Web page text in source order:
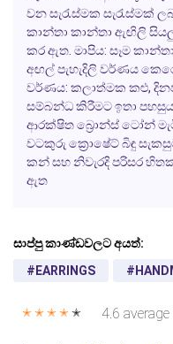
වනසැරැස්මක සැරැස්මක්
කාන්තා කාන්තා ඇඟිලි
කර ඇත මාපිය: සෑමකාන්තා
අඟල්පැහැදිලි වර්ණය
වර්ණය: කලාත්මක කළු,
සම්බන්ධ කිරීමටඉතා
ආරක්ෂිතබ්‍රොන්ස්ටෝන්
වටකුරු ක්‍රොෂේට්බිඳු
කන්සහනිවැරදිපරිසර
ඇත
සාප්පු කාණ්ඩවලට අයත්:
#EARRINGS
✭ ✭ ✭ ✭ ✭ 4.6